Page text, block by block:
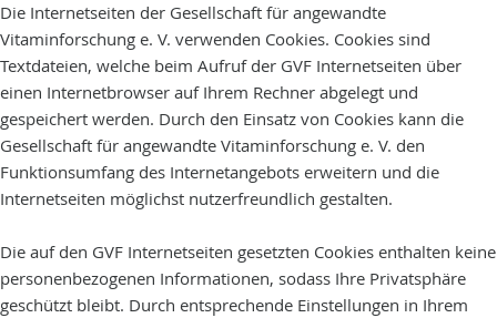
Die Internetseiten der Gesellschaft für angewandte
Vitaminforschung e. V. verwenden Cookies. Cookies sind
Textdateien, welche beim Aufruf der GVF Internetseiten über
einen Internetbrowser auf Ihrem Rechner abgelegt und
gespeichert werden. Durch den Einsatz von Cookies kann die
Gesellschaft für angewandte Vitaminforschung e. V. den
Funktionsumfang des Internetangebots erweitern und die
Internetseiten möglichst nutzerfreundlich gestalten.
Die auf den GVF Internetseiten gesetzten Cookies enthalten keine
personenbezogenen Informationen, sodass Ihre Privatsphäre
geschützt bleibt. Durch entsprechende Einstellungen in Ihrem